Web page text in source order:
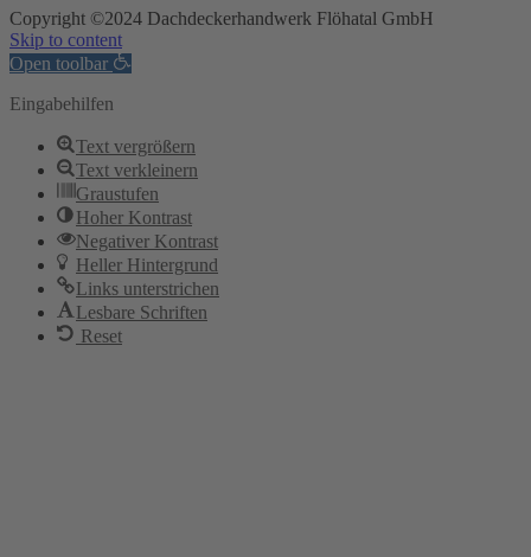
Copyright ©2024 Dachdeckerhandwerk Flöhatal GmbH
Skip to content
Open toolbar
Eingabehilfen
Text vergrößern
Text verkleinern
Graustufen
Hoher Kontrast
Negativer Kontrast
Heller Hintergrund
Links unterstrichen
Lesbare Schriften
Reset